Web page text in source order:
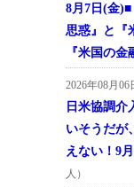
8月7日(金
思惑』と『
『米国の
2026年08月
日米協調介
いそうだが
えない！9
人）